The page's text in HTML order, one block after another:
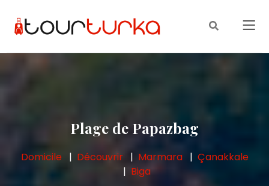
Plage de Papazbag
Domicile Découvrir Marmara
Çanakkale
Biga